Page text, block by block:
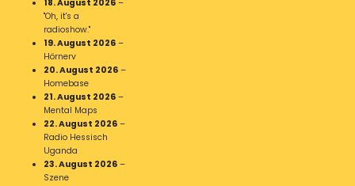
18. August 2026 –
"Oh, it's a
radioshow."
19. August 2026 –
Hörnerv
20. August 2026 –
Homebase
21. August 2026 –
Mental Maps
22. August 2026 –
Radio Hessisch
Uganda
23. August 2026 –
Szene